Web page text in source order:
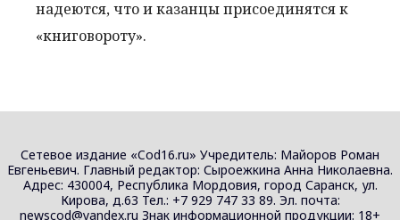
надеются, что и казанцы присоединятся к
«книговороту».
Сетевое издание «Cod16.ru» Учредитель: Майоров Роман
Евгеньевич. Главный редактор: Сыроежкина Анна Николаевна.
Адрес: 430004, Республика Мордовия, город Саранск, ул.
Кирова, д.63 Тел.: +7 929 747 33 89. Эл. почта:
newscod@yandex.ru Знак информационной продукции: 18+